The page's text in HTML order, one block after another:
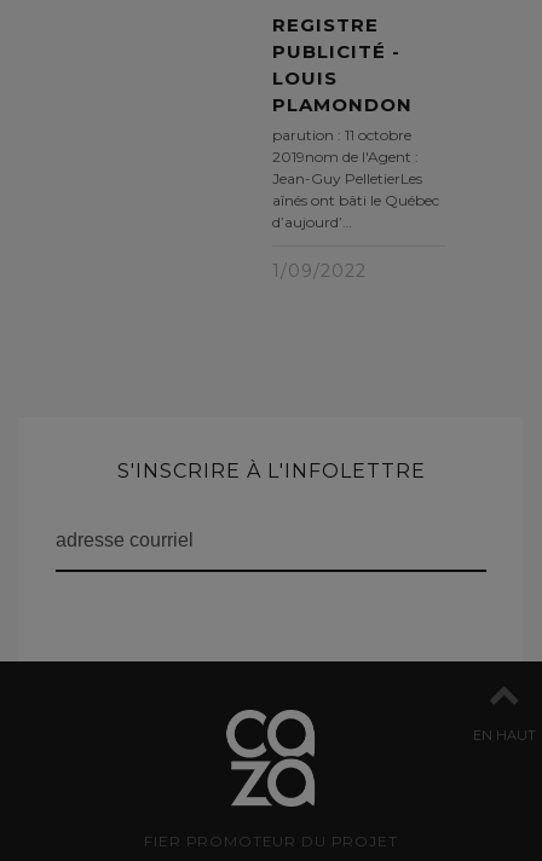
REGISTRE
PUBLICITÉ -
LOUIS
PLAMONDON
parution : 11 octobre
2019nom de l'Agent :
Jean-Guy PelletierLes
aînés ont bâti le Québec
d’aujourd’…
1/09/2022
S'INSCRIRE À L'INFOLETTRE
EN HAUT
FIER PROMOTEUR DU PROJET